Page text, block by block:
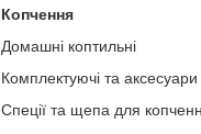
Колони без ємності
Копчення
Домашні коптильні
Комплектуючі та
Спеції та щепа для